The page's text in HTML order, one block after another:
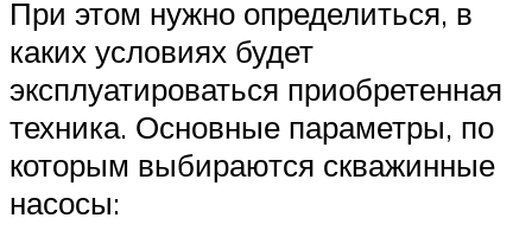
При этом нужно определиться, в
каких условиях будет
эксплуатироваться приобретенная
техника. Основные параметры, по
которым выбираются скважинные
насосы: